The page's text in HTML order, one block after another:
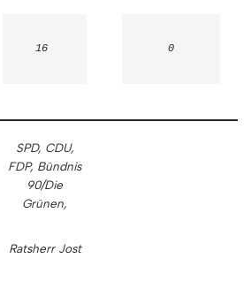
16 0
SPD, CDU,
FDP, Bündnis
90/Die
Grünen,
Ratsherr Jost